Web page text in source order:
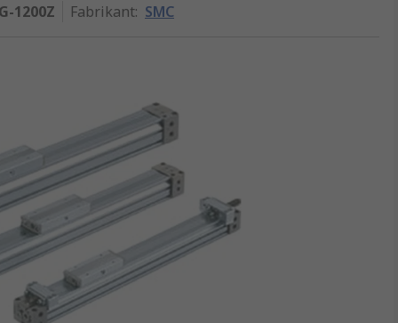
1200Z Fabrikant: SMC